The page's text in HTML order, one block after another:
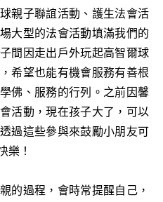
親子聯誼活動、護生法會活
大型的法會活動填滿我們的
間因走出戶外玩起高智爾球
希望也能有機會服務有善根
佛、服務的行列。之前因馨
活動，現在孩子大了，可以
過這些參與來鼓勵小朋友可
樂！
的過程，會時常提醒自己，